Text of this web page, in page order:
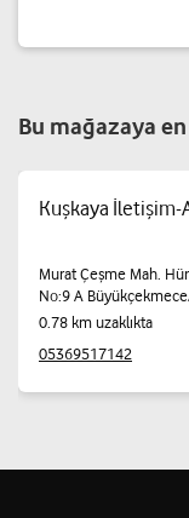
Bu mağazaya
Kuşkaya İletişim-
Murat Çeşme Mah.
No:9 A
0.78 km uzaklıkta
05369517142